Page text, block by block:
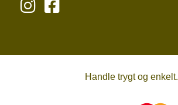
Handle trygt og enkelt.